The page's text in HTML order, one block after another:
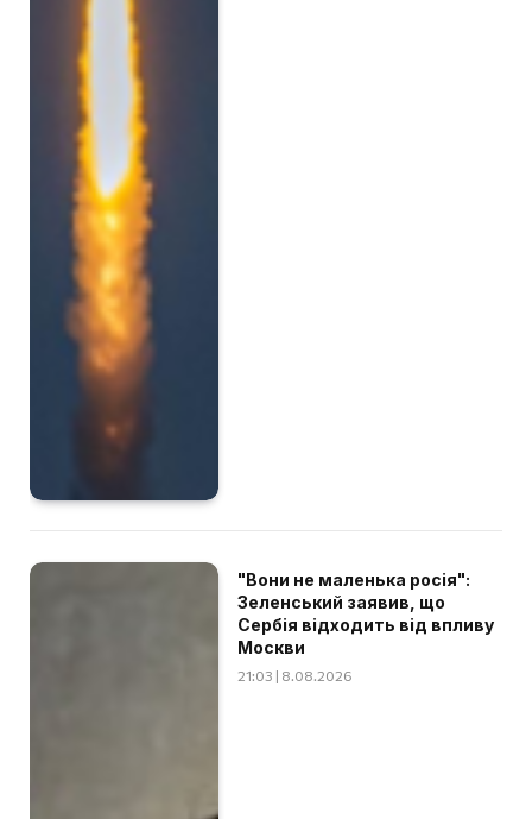
"Вони не маленька росія":
Зеленський заявив, що
Сербія відходить від впливу
Москви
21:03 | 8.08.2026